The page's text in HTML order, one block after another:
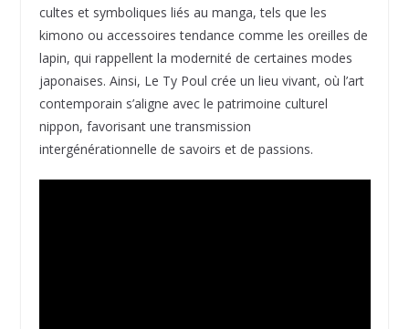
cultes et symboliques liés au manga, tels que les
kimono ou accessoires tendance comme les oreilles de
lapin, qui rappellent la modernité de certaines modes
japonaises. Ainsi, Le Ty Poul crée un lieu vivant, où l’art
contemporain s’aligne avec le patrimoine culturel
nippon, favorisant une transmission
intergénérationnelle de savoirs et de passions.